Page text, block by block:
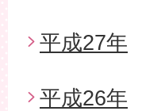
平成27年
平成26年